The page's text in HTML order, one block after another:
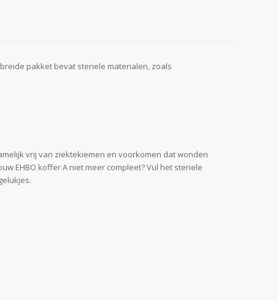
pakket bevat steriele materialen, zoals
vrij van ziektekiemen en voorkomen dat wonden
EHBO koffer A niet meer compleet? Vul het steriele